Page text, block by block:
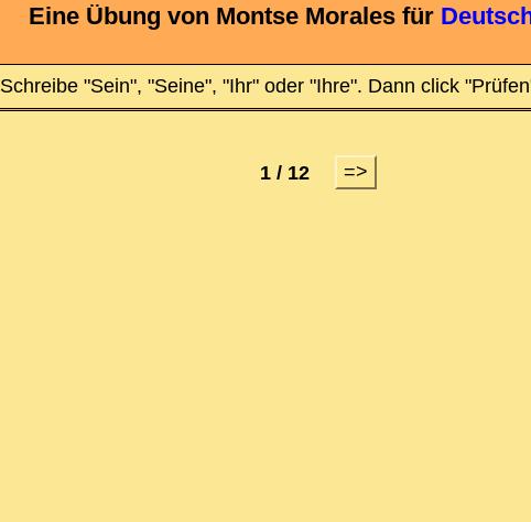
Eine Übung von Montse Morales für
Schreibe "Sein", "Seine", "Ihr" oder "Ihre". Dann click
1 / 12 =>